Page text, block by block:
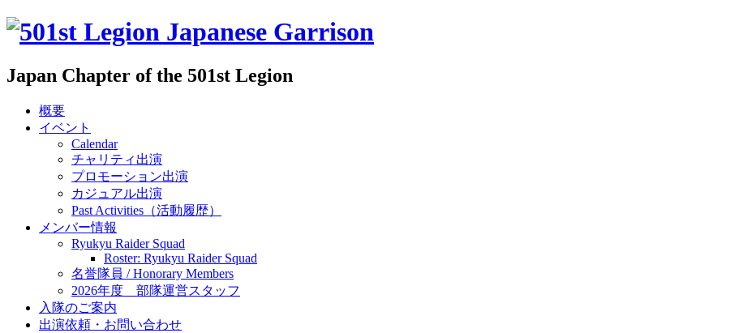
Japan Chapter of the 501st Legion
概要
イベント
Calendar
チャリティ出演
プロモーション出演
カジュアル出演
Past Activities（活動履歴）
メンバー情報
Ryukyu Raider Squad
Roster: Ryukyu Raider Squad
名誉隊員 / Honorary Members
2026年度 部隊運営スタッフ
入隊のご案内
出演依頼・お問い合わせ